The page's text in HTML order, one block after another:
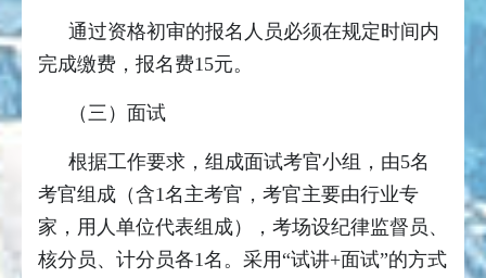
通过资格初审的报名人员必须在规定时间内
完成缴费，报名费15元。
（三）面试
根据工作要求，组成面试考官小组，由5名
考官组成（含1名主考官，考官主要由行业专
家，用人单位代表组成），考场设纪律监督员、
核分员、计分员各1名。采用“试讲+面试”的方式